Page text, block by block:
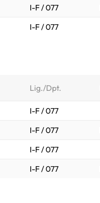
I-F / 077
I-F / 077
Lig./Dpt.
I-F / 077
I-F / 077
I-F / 077
I-F / 077